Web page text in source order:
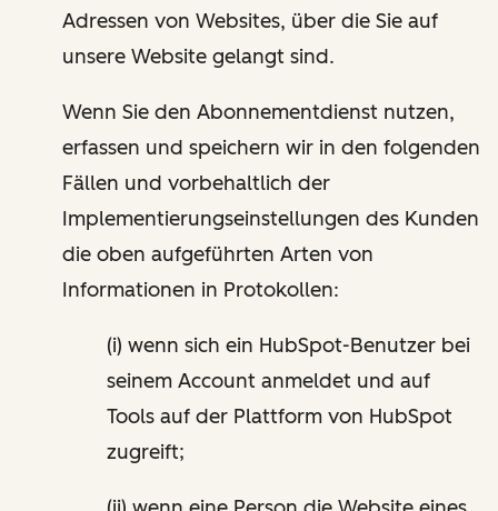
Adressen von Websites, über die Sie auf
unsere Website gelangt sind.
Wenn Sie den Abonnementdienst nutzen,
erfassen und speichern wir in den folgenden
Fällen und vorbehaltlich der
Implementierungseinstellungen des Kunden
die oben aufgeführten Arten von
Informationen in Protokollen:
(i) wenn sich ein HubSpot-Benutzer bei
seinem Account anmeldet und auf
Tools auf der Plattform von HubSpot
zugreift;